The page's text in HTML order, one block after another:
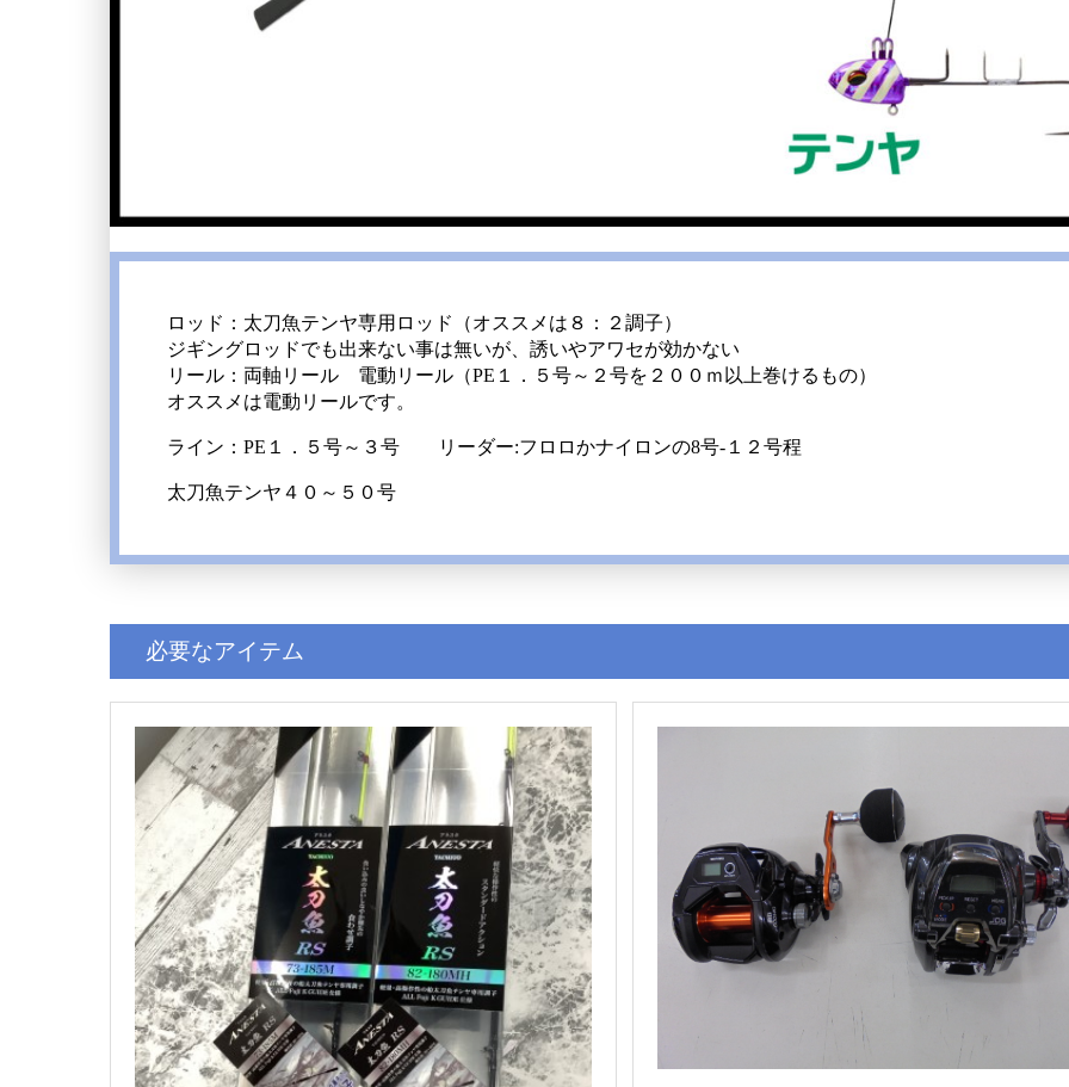
ロッド：太刀魚テンヤ専用ロッド（オススメは８：２調子）
ジギングロッドでも出来ない事は無いが、誘いやアワセが効かない
リール：両軸リール 電動リール（PE１．５号～２号を２００ｍ以上巻けるもの）
オススメは電動リールです。
ライン：PE１．５号～３号 リーダー:フロロかナイロンの8号-１２号程
太刀魚テンヤ４０～５０号
必要なアイテム